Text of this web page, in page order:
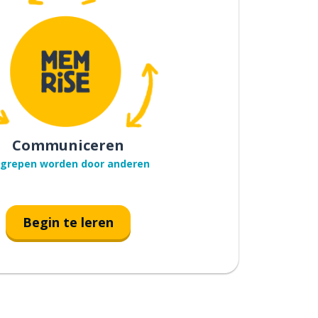
Communiceren
worden door anderen
Begin te leren